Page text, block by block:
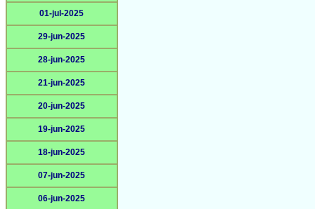
01-jul-2025
29-jun-2025
28-jun-2025
21-jun-2025
20-jun-2025
19-jun-2025
18-jun-2025
07-jun-2025
06-jun-2025